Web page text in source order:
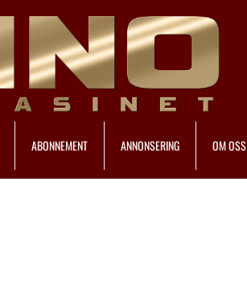
ABONNEMENT ANNONSERING OM OSS